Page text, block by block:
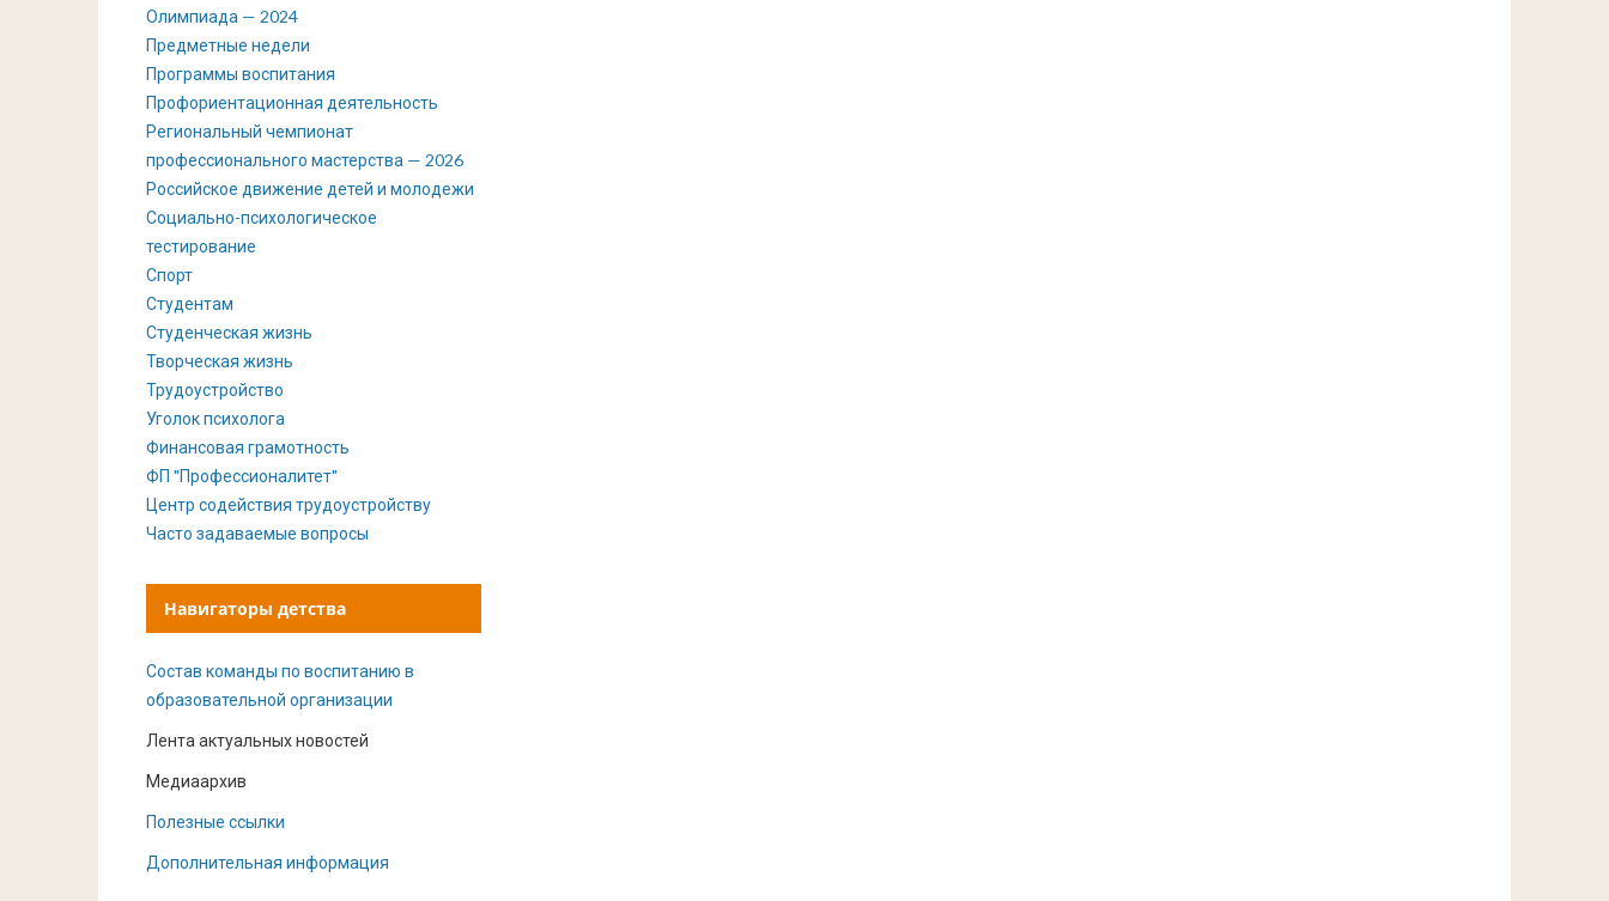
Олимпиада — 2024
Предметные недели
Программы воспитания
Профориентационная деятельность
Региональный чемпионат
профессионального мастерства — 2026
Российское движение детей и молодежи
Социально-психологическое
тестирование
Спорт
Студентам
Студенческая жизнь
Творческая жизнь
Трудоустройство
Уголок психолога
Финансовая грамотность
ФП "Профессионалитет"
Центр содействия трудоустройству
Часто задаваемые вопросы
Навигаторы детства
Состав команды по воспитанию в
образовательной организации
Лента актуальных новостей
Медиаархив
Полезные ссылки
Дополнительная информация